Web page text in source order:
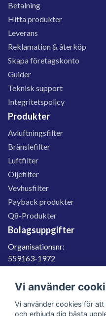
Betalning
Hitta produkter
Leverans
Reklamation & återköp
Skapa företagskonto
Guider
Teknisk support
Integritetspolicy
Produkter
Avluftningsfilter
Bränslefilter
Luftfilter
Oljefilter
Vevhusfilter
Payback produkter
Q8-Produkter
Bolagsuppgifter
Organisationsnr:
559163-1972
SE559163197201
060-566 800
Vi använder
Vi använder cookies för
och erbjuda dig bästa